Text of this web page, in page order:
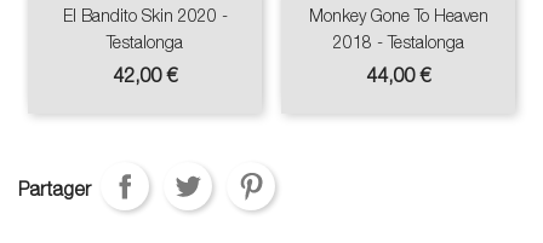
El Bandito Skin 2020 -
Testalonga
Prix
42,00 €
Monkey Gone To Heaven
2018 - Testalonga
Prix
44,00 €
Partager